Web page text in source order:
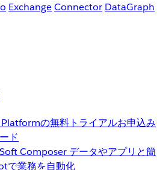
ExchangeConnector DataGraph
の無料トライアルお申込み
ド
Composer データやアプリと簡
で業務を自動化